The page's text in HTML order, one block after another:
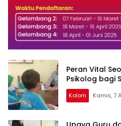
Peran Vital
Psikolog bagi
Kolom Kamis, 7